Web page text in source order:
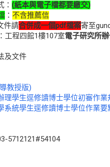
： (紙本與電子檔都要繳交)
： 不含推薦信
請合併成一個pdf檔案寄至
工程四館1樓107室電子研究所
及文件
教授版)
理學生逕修讀博士學位初審作業
系統學生逕修讀博士學位作業要
5712121#54104